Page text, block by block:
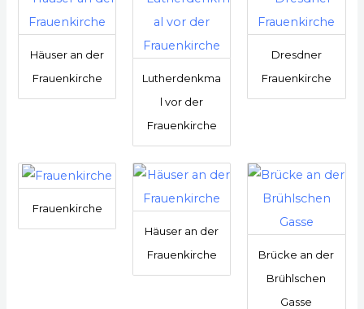
Häuser an der
Frauenkirche
Lutherdenkma
l vor der
Frauenkirche
Dresdner
Frauenkirche
Frauenkirche
Häuser an der
Frauenkirche
Brücke an der
Brühlschen
Gasse